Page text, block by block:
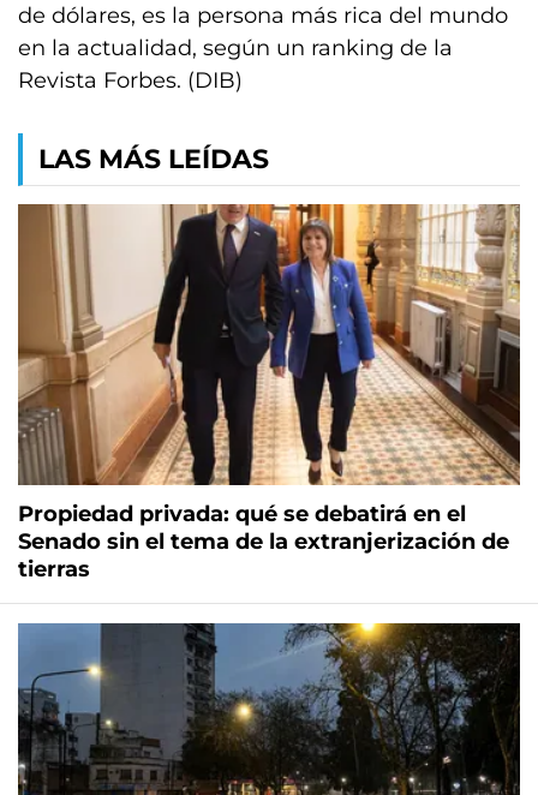
de dólares, es la persona más rica del mundo
en la actualidad, según un ranking de la
Revista Forbes. (DIB)
LAS MÁS LEÍDAS
Propiedad privada: qué se debatirá en el
Senado sin el tema de la extranjerización de
tierras